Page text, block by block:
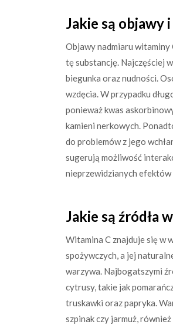
Jakie są objawy
Objawy nadmiaru
tę substancję. Najczęściej
biegunka oraz nudności.
wzdęcia. W przypadku
ponieważ kwas
kamieni nerkowych.
do problemów z jego
sugerują możliwość
nieprzewidzianych
Jakie są źródła
Witamina C znajduje się w
spożywczych, a jej
warzywa. Najbogatszymi
cytrusy, takie jak
truskawki oraz papryka.
szpinak czy jarmuż,